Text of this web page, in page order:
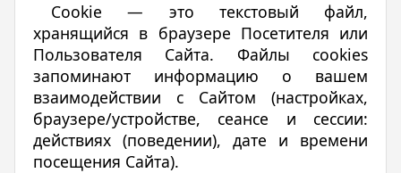
Cookie — это текстовый файл,
хранящийся в браузере Посетителя или
Пользователя Сайта. Файлы cookies
запоминают информацию о вашем
взаимодействии с Сайтом (настройках,
браузере/устройстве, сеансе и сессии:
действиях (поведении), дате и времени
посещения Сайта).